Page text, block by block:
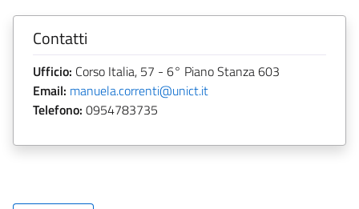
Contatti
Ufficio: Corso Italia, 57 - 6° Piano Stanza 603
Email: manuela.correnti@unict.it
Telefono: 0954783735